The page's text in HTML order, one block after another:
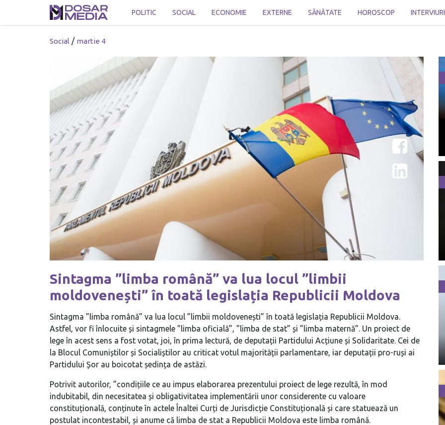
POLITIC SOCIAL ECONOMIE EXTERNE SĂNĂTATE HOROSCOP INTERVIURI
Social / martie 4
Sintagma ”limba română” va lua locul ”limbii
moldovenești” în toată legislația Republicii Moldova
Sintagma ”limba română” va lua locul ”limbii moldovenești” în toată legislația Republicii Moldova.
Astfel, vor fi înlocuite și sintagmele ”limba oficială”, ”limba de stat” și ”limba maternă”. Un proiect de
lege în acest sens a fost votat, joi, în prima lectură, de deputații Partidului Acțiune și Solidaritate. Cei de
la Blocul Comuniștilor și Socialiștilor au criticat votul majorității parlamentare, iar deputații pro-ruși ai
Partidului Șor au boicotat ședința de astăzi.
Potrivit autorilor, ”condițiile ce au impus elaborarea prezentului proiect de lege rezultă, în mod
indubitabil, din necesitatea și obligativitatea implementării unor considerente cu valoare
constituțională, conținute în actele Înaltei Curți de Jurisdicție Constituțională și care statuează un
postulat incontestabil, și anume că limba de stat a Republicii Moldova este limba română.